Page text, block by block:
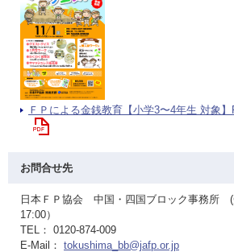
ＦＰによる金銭教育【小学3〜4年生 対象】
お問合せ先
日本ＦＰ協会 中国・四国ブロック事務所 (
17:00）
TEL： 0120-874-009
E-Mail： tokushima_bb@jafp.or.jp